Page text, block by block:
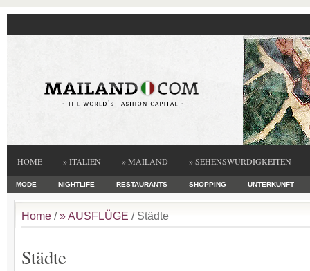
HOME » ITALIEN » MAILAND » SEHENSWÜRDIGKEITEN
MODE NIGHTLIFE RESTAURANTS SHOPPING UNTERKUNFT
Home /» AUSFLÜGE / Städte
Städte